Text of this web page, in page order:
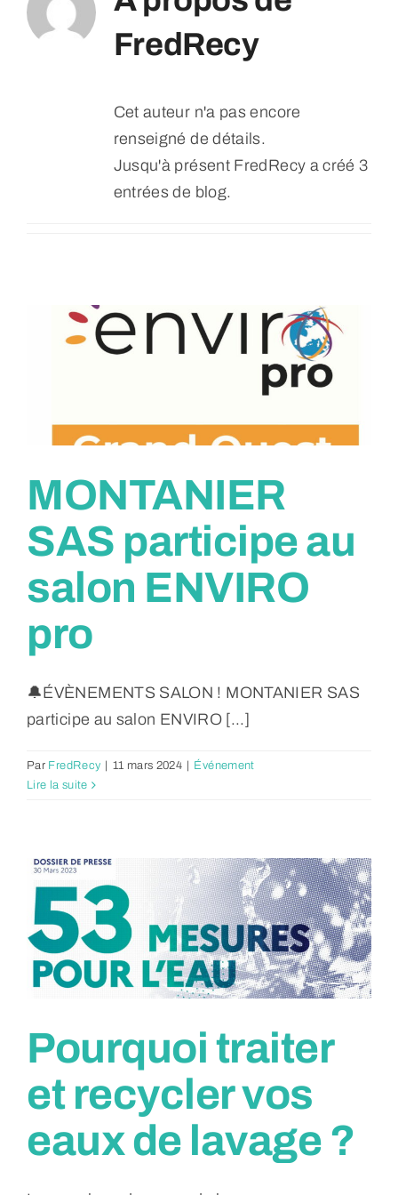
FredRecy
Cet auteur n'a pas encore
renseigné de détails.
Jusqu'à présent FredRecy a créé 3
entrées de blog.
MONTANIER
SAS participe au
salon ENVIRO
pro
🔔ÉVÈNEMENTS SALON ! MONTANIER SAS
participe au salon ENVIRO [...]
Par FredRecy 11 mars 2024
Événement
Lire la suite
Pourquoi traiter
et recycler vos
eaux de lavage ?